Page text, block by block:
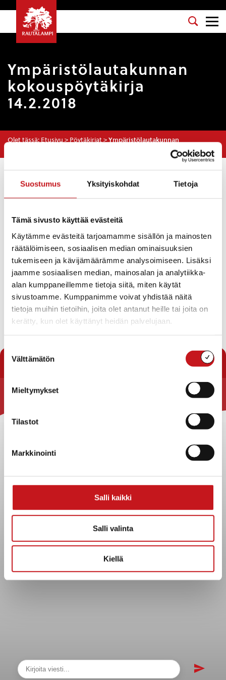
Suostumus Yksityiskohdat Tietoja
Tämä sivusto käyttää evästeitä
Käytämme evästeitä tarjoamamme sisällön ja mainosten
räätälöimiseen, sosiaalisen median ominaisuuksien
tukemiseen ja kävijämäärämme analysoimiseen. Lisäksi
jaamme sosiaalisen median, mainosalan ja analytiikka-
alan kumppaneillemme tietoja siitä, miten käytät
sivustoamme. Kumppanimme voivat yhdistää näitä
tietoja muihin tietoihin, joita olet antanut heille tai joita on
kerätty, kun olet käyttänyt heidän palvelujaan.
Suostumuksen
valinta
Välttämätön
Mieltymykset
Tilastot
Markkinointi
Salli kaikki
Salli valinta
Kiellä
Ympäristölautakunnan
kokouspöytäkirja
14.2.2018
Olet tässä:Etusivu>Pöytäkirjat>Ympäristölautakunnan
Kokouspäivä: 14.2.2018
Esityslista:
kutsumisesta
Pöytäkirjojen nähtävillä pitäminen
Rakennustarkastajan vastaanottoajat vuonna 2018
Ympäristölautakunnan tositteiden hyväksyjät
Päätös sähköjohdon sijoittamisesta Rautalammin
kylässä sijaitseville tiloille Lahdenpohja 21:19 ja
Veneranta 21:36
« Pöytäkirjat
Yhteystiedot
Strategiat, ohjelmat, ohjeet, suunnitelmat, säännöt ja
Asiakirjajulkisuuskuvaus
Saavutettavuusseloste
Tietosuojaselosteet